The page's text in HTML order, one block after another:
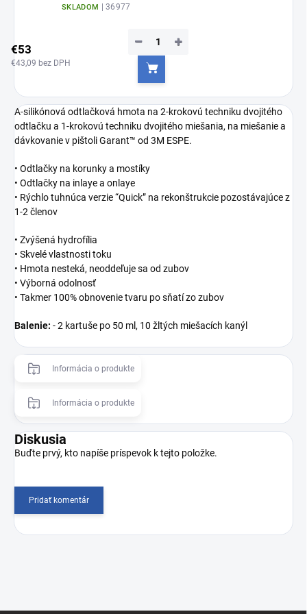
SKLADOM | 36977
€53
€43,09 bez DPH
+
−
Do košíka
A-silikónová odtlačková hmota na 2-krokovú techniku dvojitého
odtlačku a 1-krokovú techniku dvojitého miešania, na miešanie a
dávkovanie v pištoli Garant™ od 3M ESPE.
• Odtlačky na korunky a mostíky
• Odtlačky na inlaye a onlaye
• Rýchlo tuhnúca verzie “Quick” na rekonštrukcie pozostávajúce z
1-2 členov
• Zvýšená hydrofília
• Skvelé vlastnosti toku
• Hmota nesteká, neoddeľuje sa od zubov
• Výborná odolnosť
• Takmer 100% obnovenie tvaru po sňatí zo zubov
Balenie: - 2 kartuše po 50 ml, 10 žltých miešacích kanýl
Informácia o produkte
Informácia o produkte
Diskusia
Buďte prvý, kto napíše príspevok k tejto položke.
Pridať komentár